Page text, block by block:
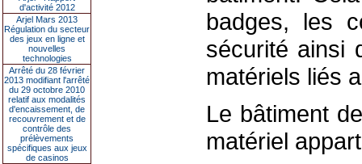
d'activité 2012
Arjel Mars 2013
Régulation du secteur
des jeux en ligne et
nouvelles
technologies
Arrêté du 28 février
2013 modifiant l'arrêté
du 29 octobre 2010
relatif aux modalités
d'encaissement, de
recouvrement et de
contrôle des
prélèvements
spécifiques aux jeux
de casinos
badges, les
sécurité ainsi
matériels liés
Le bâtiment
matériel